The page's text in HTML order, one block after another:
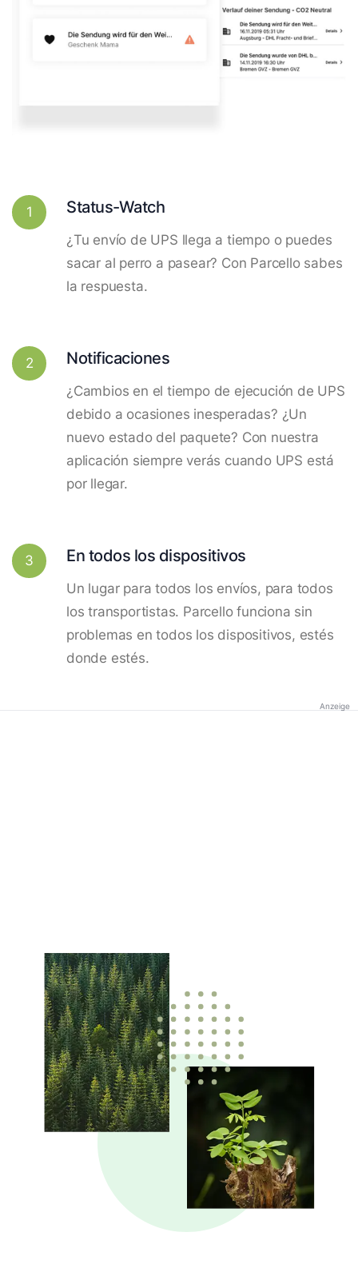
1 Status-Watch
¿Tu envío de UPS llega a tiempo o puedes
sacar al perro a pasear? Con Parcello sabes
la respuesta.
2 Notificaciones
¿Cambios en el tiempo de ejecución de UPS
debido a ocasiones inesperadas? ¿Un
nuevo estado del paquete? Con nuestra
aplicación siempre verás cuando UPS está
por llegar.
3 En todos los dispositivos
Un lugar para todos los envíos, para todos
los transportistas. Parcello funciona sin
problemas en todos los dispositivos, estés
donde estés.
Anzeige